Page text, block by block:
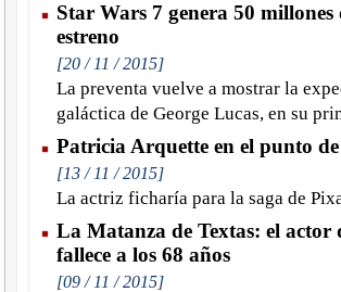
Star Wars 7 genera 50 millones
estreno
[20 / 11 / 2015]
La preventa vuelve a mostrar la
galáctica de George Lucas, en su
Patricia Arquette en el punto
[13 / 11 / 2015]
La actriz ficharía para la saga de
La Matanza de Textas: el
fallece a los 68 años
[09 / 11 / 2015]